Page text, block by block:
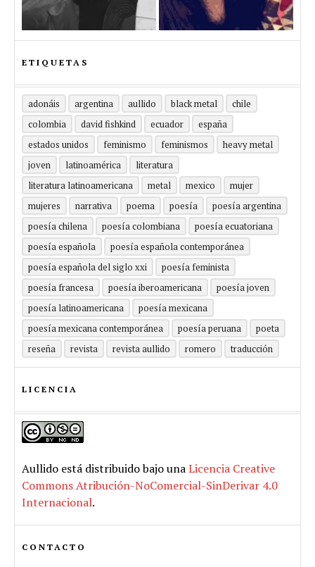
ETIQUETAS
adonáis argentina aullido black metal
chile
colombia
david fishkind ecuador
españa
estados unidos
feminismo feminismos
heavy metal
joven
latinoamérica
literatura
literatura latinoamericana
metal mexico
mujer
mujeres
narrativa poema poesía
poesía argentina
poesía chilena
poesía colombiana
poesía ecuatoriana
poesía española
poesía española contemporánea
poesía española del siglo xxi
poesía feminista
poesía francesa
poesía iberoamericana
poesía joven
poesía latinoamericana
poesía mexicana
poesía mexicana contemporánea
poesía peruana
poeta
reseña
revista revista aullido romero traducción
LICENCIA
Aullido está distribuido bajo unaLicencia Creative
Commons Atribución-NoComercial-SinDerivar 4.0
Internacional.
CONTACTO